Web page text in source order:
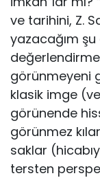
ve tarihini, Z.
yazacağım şu
görünmeyeni
klasik imge
görünende
görünmez
saklar
tersten